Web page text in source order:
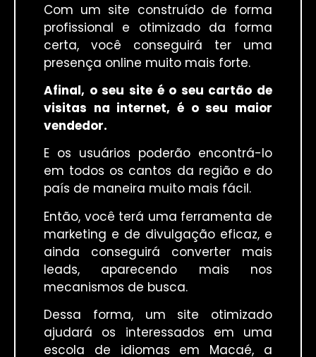
Com um site construído de forma
profissional e otimizado da forma
certa, você conseguirá ter uma
presença online muito mais forte.
Afinal, o seu site é o seu cartão de
visitas na internet, é o seu maior
vendedor.
E os usuários poderão encontrá-lo
em todos os cantos da região e do
país de maneira muito mais fácil.
Então, você terá uma ferramenta de
marketing e de divulgação eficaz, e
ainda conseguirá converter mais
leads, aparecendo mais nos
mecanismos de busca.
Dessa forma, um site otimizado
ajudará os interessados em uma
escola de idiomas em Macaé, a